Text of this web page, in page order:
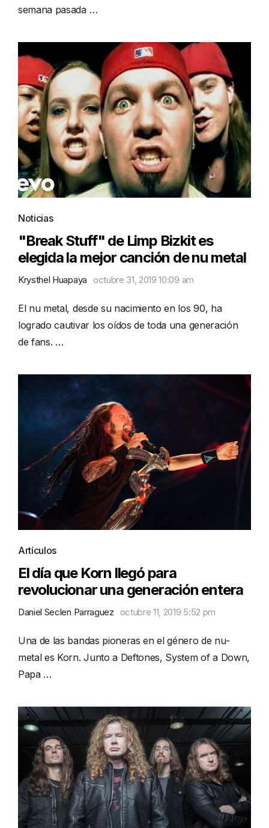
semana pasada …
Noticias
"Break Stuff" de Limp Bizkit es
elegida la mejor canción de nu metal
Krysthel Huapaya octubre 31, 2019 10:09 am
El nu metal, desde su nacimiento en los 90, ha
logrado cautivar los oídos de toda una generación
de fans. …
Artículos
El día que Korn llegó para
revolucionar una generación entera
Daniel Seclen Parraguez octubre 11, 2019 5:52 pm
Una de las bandas pioneras en el género de nu-
metal es Korn. Junto a Deftones, System of a Down,
Papa …